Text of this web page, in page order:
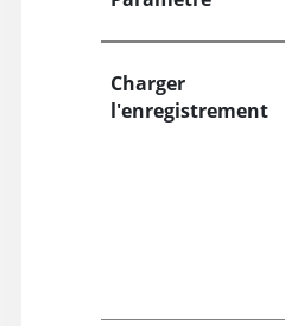
Charger
l'enregistrement